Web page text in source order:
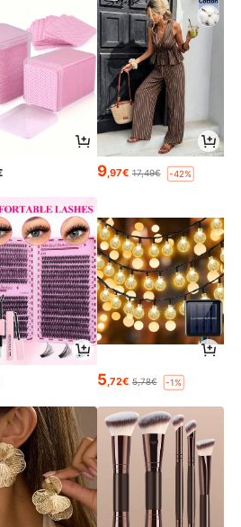
9,97€ 17,49€ -42%
5,72€ 5,78€ -1%